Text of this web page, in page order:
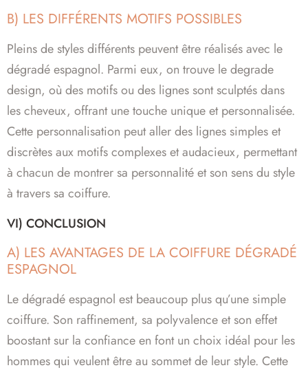
B) LES DIFFÉRENTS MOTIFS POSSIBLES
Pleins de styles différents peuvent être réalisés avec le
dégradé espagnol. Parmi eux, on trouve le degrade
design, où des motifs ou des lignes sont sculptés dans
les cheveux, offrant une touche unique et personnalisée.
Cette personnalisation peut aller des lignes simples et
discrètes aux motifs complexes et audacieux, permettant
à chacun de montrer sa personnalité et son sens du style
à travers sa coiffure.
VI) CONCLUSION
A) LES AVANTAGES DE LA COIFFURE DÉGRADÉ
ESPAGNOL
Le dégradé espagnol est beaucoup plus qu’une simple
coiffure. Son raffinement, sa polyvalence et son effet
boostant sur la confiance en font un choix idéal pour les
hommes qui veulent être au sommet de leur style. Cette